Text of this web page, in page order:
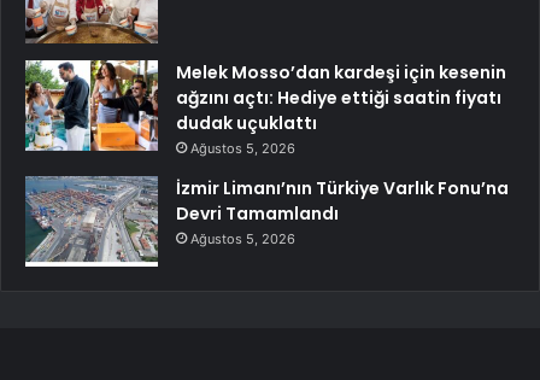
Melek Mosso’dan kardeşi için kesenin
ağzını açtı: Hediye ettiği saatin fiyatı
dudak uçuklattı
Ağustos 5, 2026
İzmir Limanı’nın Türkiye Varlık Fonu’na
Devri Tamamlandı
Ağustos 5, 2026